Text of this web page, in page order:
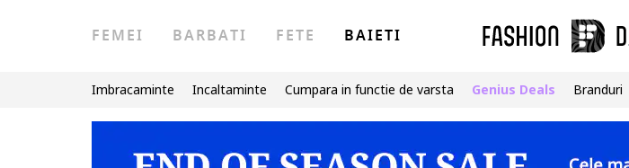
FEMEI BARBATI FETE BAIETI
Imbracaminte Incaltaminte Cumpara in functie de varsta Genius Deals Branduri